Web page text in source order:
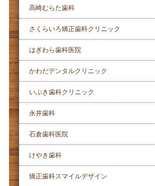
高崎むらた歯科
さくらいろ矯正歯科クリニック
はぎわら歯科医院
かわだデンタルクリニック
いぶき歯科クリニック
永井歯科
石倉歯科医院
けやき歯科
矯正歯科スマイルデザイン